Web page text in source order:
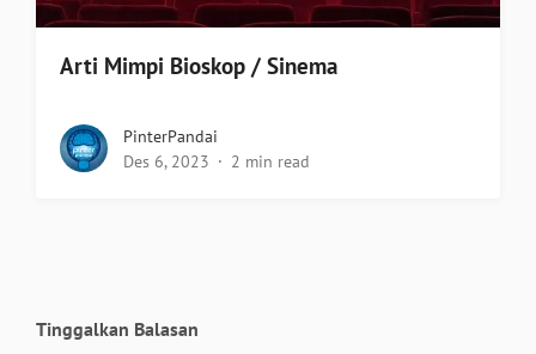
Arti Mimpi Bioskop / Sinema
PinterPandai
Des 6, 2023
2 min read
Tinggalkan Balasan